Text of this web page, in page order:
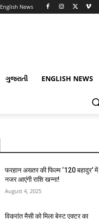
English News
ગુજરાતી ENGLISH NEWS
फरहान अख्तर की फिल्म ‘120 बहादुर’ में
नजर आएंगी राशि खन्ना!
August 4, 2025
विक्रांत मैसी को मिला बेस्ट एक्टर का